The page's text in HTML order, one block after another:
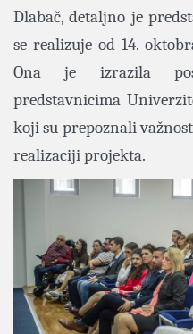
Dlabač, detaljno je
se realizuje od 14.
Ona je izrazila
predstavnicima
koji su prepoznali
realizaciji projekta.